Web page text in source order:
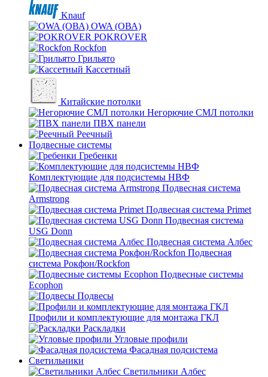
Knauf
OWA (ОВА)
POKROVER
Rockfon
Грильято
Кассетный
Китайские потолки
Негорючие СМЛ потолки
ПВХ панели
Реечный
Подвесные системы
Гребенки
Комплектующие для подсистемы НВФ
Подвесная система
Armstrong
Подвесная система Primet
Подвесная система
USG Donn
Подвесная система Албес
Подвесная
система Рокфон/Rockfon
Подвесные системы
Ecophon
Подвесы
Профили и комплектующие для монтажа ГКЛ
Раскладки
Угловые профили
Фасадная подсистема
Светильники
Светильники Албес